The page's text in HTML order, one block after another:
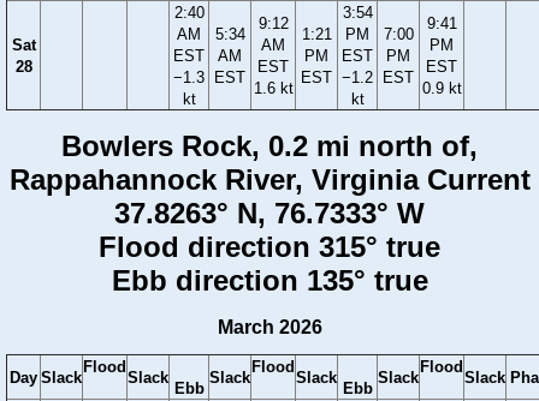
Sat
28
2:40
AM
EST
−1.3
kt
5:34
AM
EST
9:12
AM
EST
1.6 kt
1:21
PM
EST
3:54
PM
EST
−1.2
kt
7:00
PM
EST
9:41
PM
EST
0.9 kt
Bowlers Rock, 0.2 mi north of,
Rappahannock River, Virginia Current
37.8263° N, 76.7333° W
Flood direction 315° true
Ebb direction 135° true
March 2026
Day Slack
Flood
Slack
Ebb
Slack
Flood
Slack
Ebb
Slack
Flood
Slack